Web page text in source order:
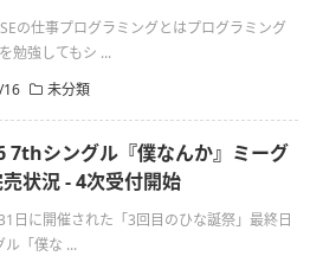
の仕事プログラミングとはプログラミング
勉強してもシ ...
16
未分類
7thシングル『僕なんか』ミーグ
状況 - 4次受付開始
日に開催された「3回目のひな誕祭」最終日
「僕な ...